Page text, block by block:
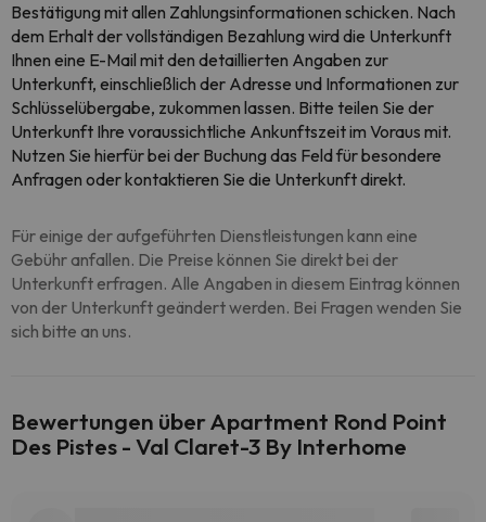
Bestätigung mit allen Zahlungsinformationen schicken. Nach
dem Erhalt der vollständigen Bezahlung wird die Unterkunft
Ihnen eine E-Mail mit den detaillierten Angaben zur
Unterkunft, einschließlich der Adresse und Informationen zur
Schlüsselübergabe, zukommen lassen. Bitte teilen Sie der
Unterkunft Ihre voraussichtliche Ankunftszeit im Voraus mit.
Nutzen Sie hierfür bei der Buchung das Feld für besondere
Anfragen oder kontaktieren Sie die Unterkunft direkt.
Für einige der aufgeführten Dienstleistungen kann eine
Gebühr anfallen. Die Preise können Sie direkt bei der
Unterkunft erfragen. Alle Angaben in diesem Eintrag können
von der Unterkunft geändert werden. Bei Fragen wenden Sie
sich bitte an uns.
Bewertungen über Apartment Rond Point
Des Pistes - Val Claret-3 By Interhome